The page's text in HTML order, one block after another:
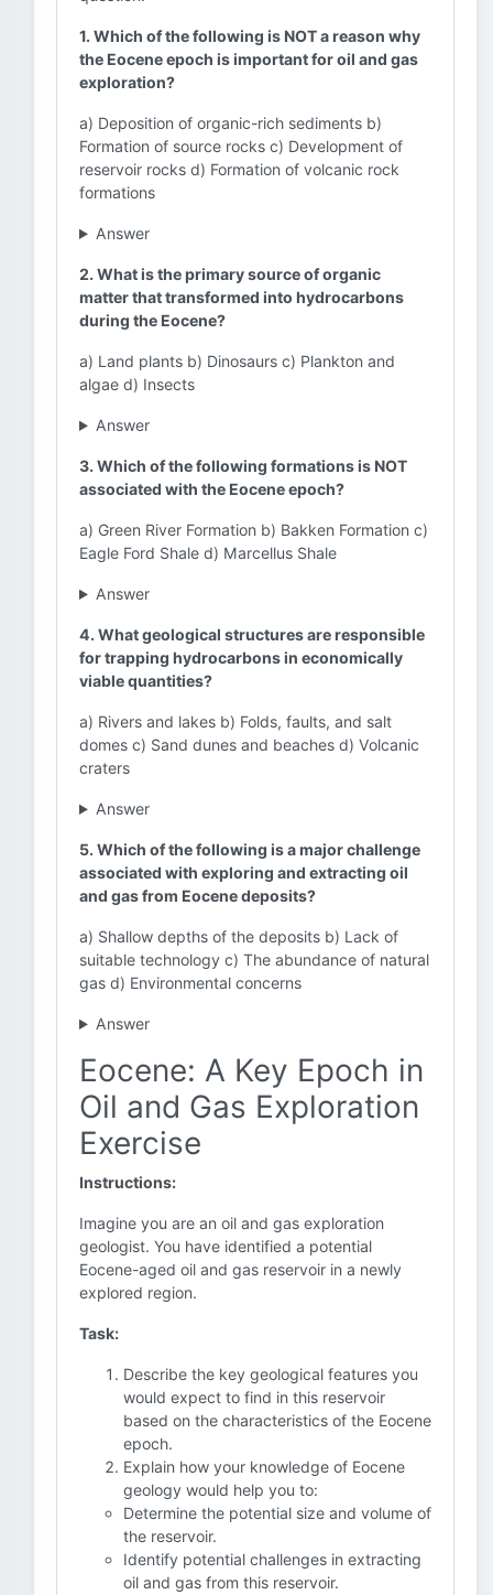
1. Which of the following is NOT a reason why
the Eocene epoch is important for oil and gas
exploration?
a) Deposition of organic-rich sediments b)
Formation of source rocks c) Development of
reservoir rocks d) Formation of volcanic rock
formations
Answer
2. What is the primary source of organic
matter that transformed into hydrocarbons
during the Eocene?
a) Land plants b) Dinosaurs c) Plankton and
algae d) Insects
Answer
3. Which of the following formations is NOT
associated with the Eocene epoch?
a) Green River Formation b) Bakken Formation c)
Eagle Ford Shale d) Marcellus Shale
Answer
4. What geological structures are responsible
for trapping hydrocarbons in economically
viable quantities?
a) Rivers and lakes b) Folds, faults, and salt
domes c) Sand dunes and beaches d) Volcanic
craters
Answer
5. Which of the following is a major challenge
associated with exploring and extracting oil
and gas from Eocene deposits?
a) Shallow depths of the deposits b) Lack of
suitable technology c) The abundance of natural
gas d) Environmental concerns
Answer
Eocene: A Key Epoch in
Oil and Gas Exploration
Exercise
Instructions:
Imagine you are an oil and gas exploration
geologist. You have identified a potential
Eocene-aged oil and gas reservoir in a newly
explored region.
Task:
Describe the key geological features you
would expect to find in this reservoir
based on the characteristics of the Eocene
epoch.
Explain how your knowledge of Eocene
geology would help you to:
Determine the potential size and volume of
the reservoir.
Identify potential challenges in extracting
oil and gas from this reservoir.